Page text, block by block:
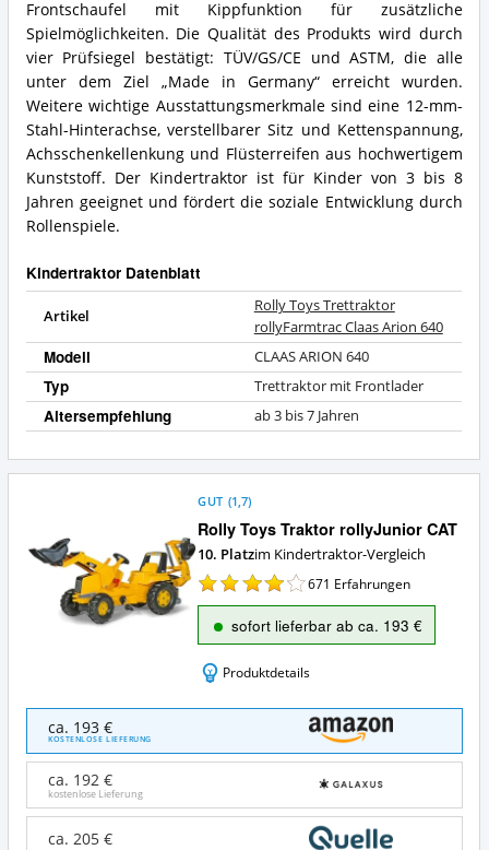
Arion
640
Zusammenfassung:
Was
bietet
dieser
Kindertraktor?
Frontschaufel mit Kippfunktion für zusätzliche
Spielmöglichkeiten. Die Qualität des Produkts wird durch
vier Prüfsiegel bestätigt: TÜV/GS/CE und ASTM, die alle
unter dem Ziel „Made in Germany“ erreicht wurden.
Weitere wichtige Ausstattungsmerkmale sind eine 12-mm-
Stahl-Hinterachse, verstellbarer Sitz und Kettenspannung,
Achsschenkellenkung und Flüsterreifen aus hochwertigem
Kunststoff. Der Kindertraktor ist für Kinder von 3 bis 8
Jahren geeignet und fördert die soziale Entwicklung durch
Rollenspiele.
Kindertraktor Datenblatt
Artikel
Rolly Toys Trettraktor
rollyFarmtrac Claas Arion 640
Modell CLAAS ARION 640
Typ Trettraktor mit Frontlader
Altersempfehlung ab 3 bis 7 Jahren
spricht
für
diesen
Kindertraktor?
Rolly Toys Traktor rollyJunior CAT
GUT (1,7)
10. Platzim Kindertraktor-Vergleich
671 Erfahrungen
sofort lieferbar ab ca. 193 €
Produktdetails
Toys
Traktor
rollyJunior
CAT
Angebote:
ca. 193 €
KOSTENLOSE LIEFERUNG
ca. 192 €
kostenlose Lieferung
ca. 205 €